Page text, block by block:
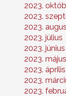
2023.
2023.
2023.
2023. július
2023. június
2023. május
2023. április
2023.
2023.